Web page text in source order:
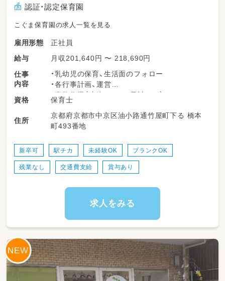
認証・認定保育園
こぐま保育園の求人一覧を見る
雇用形態
正社員
給与
月収201,640円 〜 218,690円
仕事
内容
・乳幼児の保育、生活面のフォロー
・各行事計画、運営
・事務作業（連絡ノート、日誌など）
・保護者対応
・遊び（工作、散歩、お絵かき、音楽など）
・雑務（清掃など）
新人の先生には、サポートする先生がつくよう
制度を設けているので安心してお仕事を覚えら
れます！
「先生が楽しいから子どもも楽しい」という考え
資格 保育士
住所
京都府京都市中京区油小路通竹屋町下る 橋本
町493番地
新卒可 駅チカ 未経験OK ブランクOK
残業なし 交通費支給 賞与あり
求人をみる